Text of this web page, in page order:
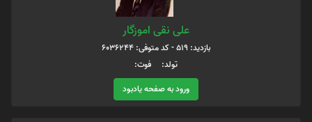
علی نقی اموزگار
بازدید: 519 - کد متوفی: 6036244
تولد: فوت:
ورود به صفحه یادبود